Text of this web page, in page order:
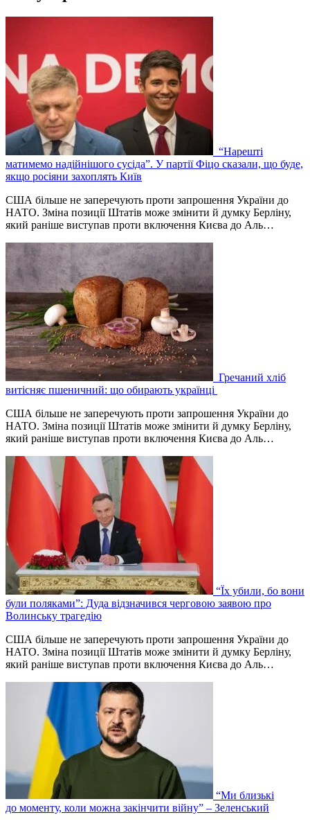
“Нарешті
матимемо надійнішого сусіда”. У партії Фіцо сказали, що буде,
якщо росіяни захоплять Київ
США більше не заперечують проти запрошення України до
НАТО. Зміна позиції Штатів може змінити й думку Берліну,
який раніше виступав проти включення Києва до Аль…
Гречаний хліб
витісняє пшеничний: що обирають українці
США більше не заперечують проти запрошення України до
НАТО. Зміна позиції Штатів може змінити й думку Берліну,
який раніше виступав проти включення Києва до Аль…
“Їх убили, бо вони
були поляками”: Дуда відзначився черговою заявою про
Волинську трагедію
США більше не заперечують проти запрошення України до
НАТО. Зміна позиції Штатів може змінити й думку Берліну,
який раніше виступав проти включення Києва до Аль…
“Ми близькі
до моменту, коли можна закінчити війну” – Зеленський